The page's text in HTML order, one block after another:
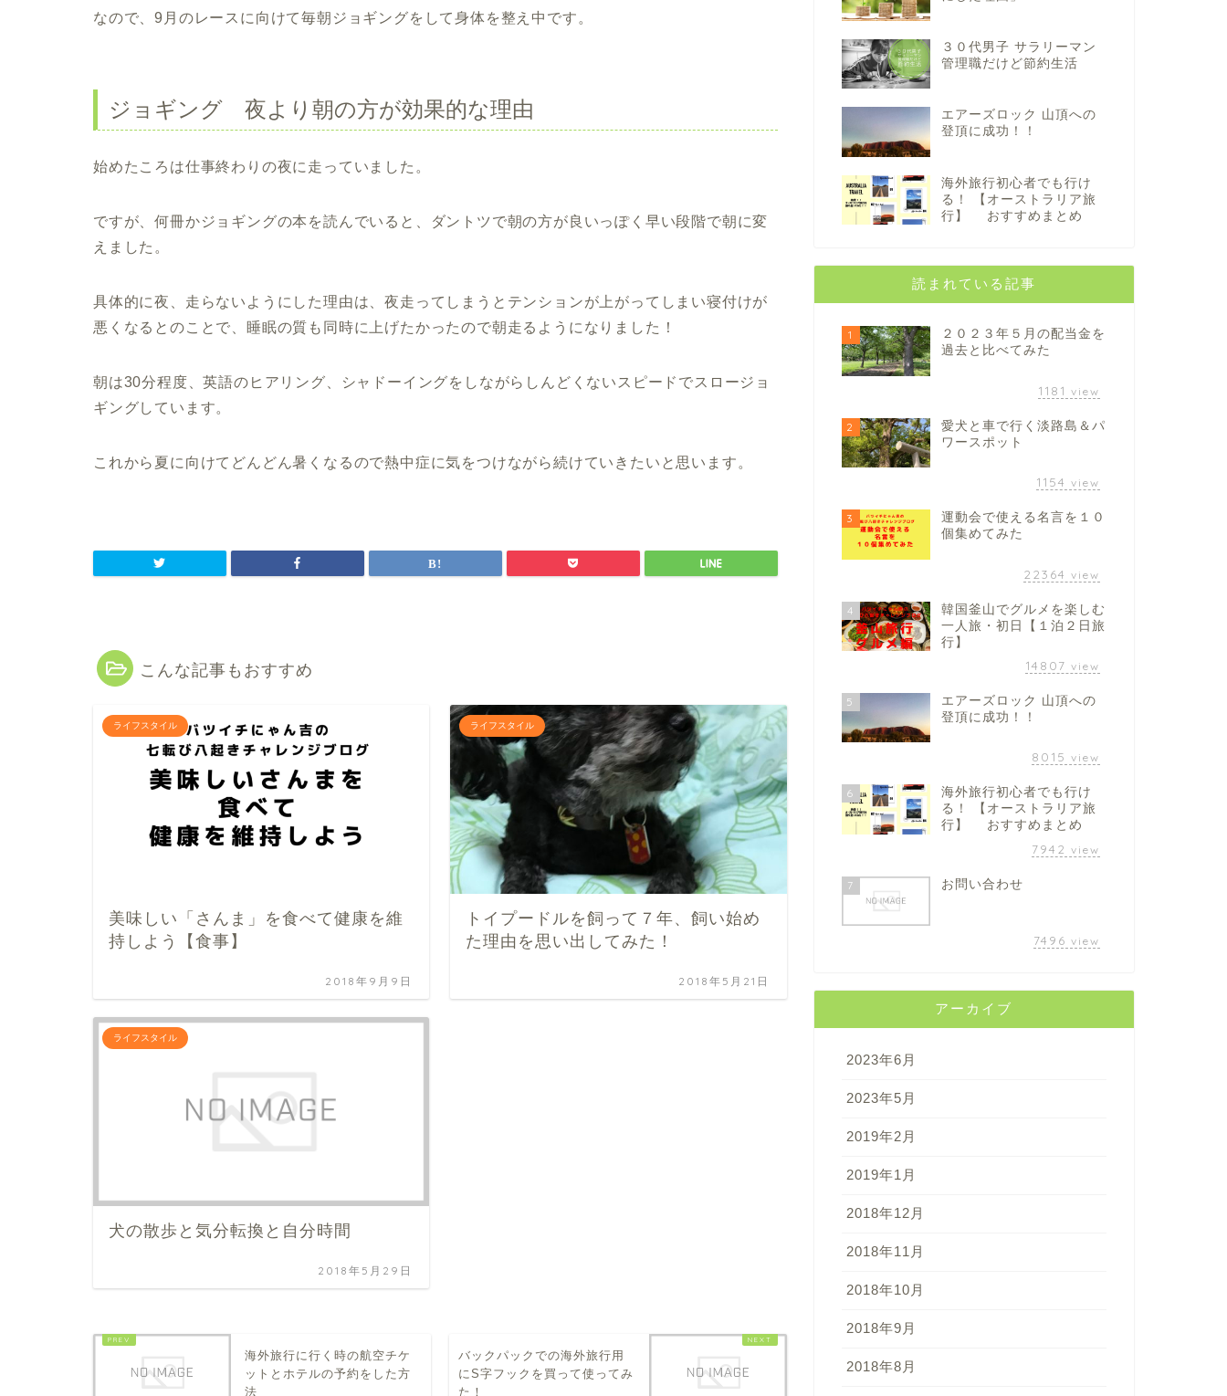
なので、9月のレースに向けて毎朝ジョギングをして身体を整え中です。
ジョギング 夜より朝の方が効果的な理由
始めたころは仕事終わりの夜に走っていました。
ですが、何冊かジョギングの本を読んでいると、ダントツで朝の方が良いっぽく早い段階で朝に変
えました。
具体的に夜、走らないようにした理由は、夜走ってしまうとテンションが上がってしまい寝付けが
悪くなるとのことで、睡眠の質も同時に上げたかったので朝走るようになりました！
朝は30分程度、英語のヒアリング、シャドーイングをしながらしんどくないスピードでスロージョ
ギングしています。
これから夏に向けてどんどん暑くなるので熱中症に気をつけながら続けていきたいと思います。
こんな記事もおすすめ
ライフスタイル
美味しい「さんま」を食べて健康を維
持しよう【食事】
2018年9月9日
ライフスタイル
トイプードルを飼って７年、飼い始め
た理由を思い出してみた！
2018年5月21日
ライフスタイル
犬の散歩と気分転換と自分時間
2018年5月29日
海外旅行に行く時の航空チケ
ットとホテルの予約をした方
法
バックパックでの海外旅行用
にS字フックを買って使ってみ
た！
３０代男子 サラリーマン
管理職だけど節約生活
エアーズロック 山頂への
登頂に成功！！
海外旅行初心者でも行け
る！ 【オーストラリア旅
行】 おすすめまとめ
読まれている記事
1
２０２３年５月の配当金を
過去と比べてみた
1181 view
2
愛犬と車で行く淡路島＆パ
ワースポット
1154 view
3
運動会で使える名言を１０
個集めてみた
22364 view
4
韓国釜山でグルメを楽しむ
一人旅・初日【１泊２日旅
行】
14807 view
5
エアーズロック 山頂への
登頂に成功！！
8015 view
6
海外旅行初心者でも行け
る！ 【オーストラリア旅
行】 おすすめまとめ
7942 view
7 お問い合わせ
7496 view
アーカイブ
2023年6月
2023年5月
2019年2月
2019年1月
2018年12月
2018年11月
2018年10月
2018年9月
2018年8月